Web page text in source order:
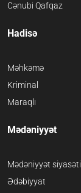
Cənubi Qafqaz
Hadisə
Məhkəmə
Kriminal
Maraqlı
Mədəniyyət
Mədəniyyət siyasəti
Ədəbiyyat